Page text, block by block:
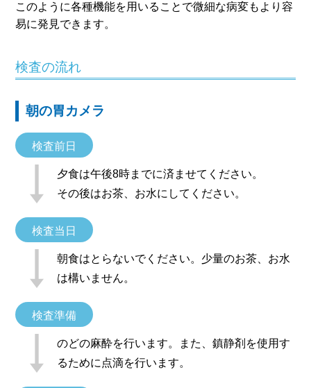
このように各種機能を用いることで微細な病変もより容
易に発見できます。
検査の流れ
朝の胃カメラ
検査前日
夕食は午後8時までに済ませてください。
その後はお茶、お水にしてください。
検査当日
朝食はとらないでください。少量のお茶、お水
は構いません。
検査準備
のどの麻酔を行います。また、鎮静剤を使用す
るために点滴を行います。